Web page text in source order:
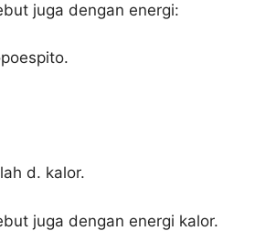
juga dengan energi:
d. kalor.
juga dengan energi kalor.